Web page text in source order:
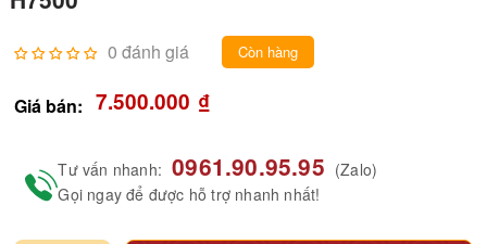
0 đánh giá Còn hàng
Giá bán: 7.500.000 ₫
Tư vấn nhanh: 0961.90.95.95 (Zalo)
Gọi ngay để được hỗ trợ nhanh nhất!